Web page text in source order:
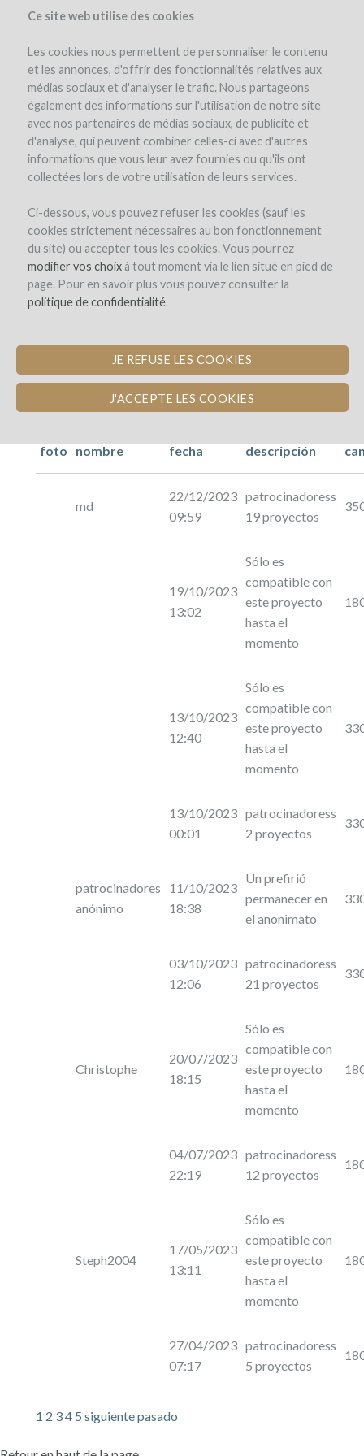
Ce site web utilise des cookies
Les cookies nous permettent de personnaliser le contenu
et les annonces, d'offrir des fonctionnalités relatives aux
médias sociaux et d'analyser le trafic. Nous partageons
également des informations sur l'utilisation de notre site
avec nos partenaires de médias sociaux, de publicité et
d'analyse, qui peuvent combiner celles-ci avec d'autres
informations que vous leur avez fournies ou qu'ils ont
collectées lors de votre utilisation de leurs services.
Ci-dessous, vous pouvez refuser les cookies (sauf les
cookies strictement nécessaires au bon fonctionnement
du site) ou accepter tous les cookies. Vous pourrez
modifier vos choixà tout moment via le lien situé en pied de
page. Pour en savoir plus vous pouvez consulter la
politique de confidentialité.
JE REFUSE LES COOKIES
J'ACCEPTE LES COOKIES
el proyecto
MaipOrigen
LANZAMIENTO DE UN GRUPO
COLABORATIVO DE PEQUEÑOS
PRODUCTORES DEL MAIPO
foto nombre fecha descripción
md
22/12/2023
09:59
patrocinadoress
19 proyectos
19/10/2023
13:02
Sólo es
compatible con
este proyecto
hasta el
momento
13/10/2023
12:40
Sólo es
compatible con
este proyecto
hasta el
momento
13/10/2023
00:01
patrocinadoress
2 proyectos
patrocinadores
anónimo
11/10/2023
18:38
Un prefirió
permanecer en
el anonimato
03/10/2023
12:06
patrocinadoress
21 proyectos
Christophe
20/07/2023
18:15
Sólo es
compatible con
este proyecto
hasta el
momento
04/07/2023
22:19
patrocinadoress
12 proyectos
Steph2004
17/05/2023
13:11
Sólo es
compatible con
este proyecto
hasta el
momento
27/04/2023
07:17
patrocinadoress
5 proyectos
1 2 34 5 siguientepasado